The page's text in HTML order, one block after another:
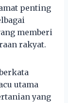
penting
memberi
rakyat.
utama
yang